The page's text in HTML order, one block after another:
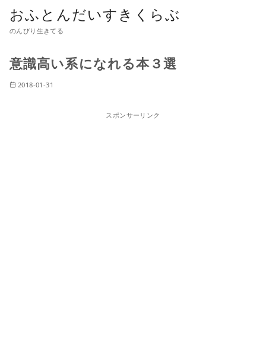
おふとんだいすきくらぶ
のんびり生きてる
意識高い系になれる本３選
2018-01-31
スポンサーリンク